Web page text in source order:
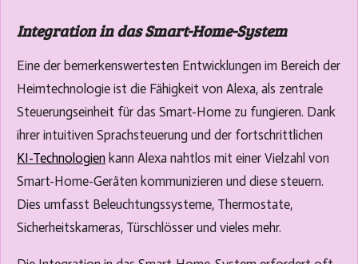
Integration in das Smart-Home-System
Eine der bemerkenswertesten Entwicklungen im Bereich der
Heimtechnologie ist die Fähigkeit von Alexa, als zentrale
Steuerungseinheit für das Smart-Home zu fungieren. Dank
ihrer intuitiven Sprachsteuerung und der fortschrittlichen
KI-Technologien kann Alexa nahtlos mit einer Vielzahl von
Smart-Home-Geräten kommunizieren und diese steuern.
Dies umfasst Beleuchtungssysteme, Thermostate,
Sicherheitskameras, Türschlösser und vieles mehr.